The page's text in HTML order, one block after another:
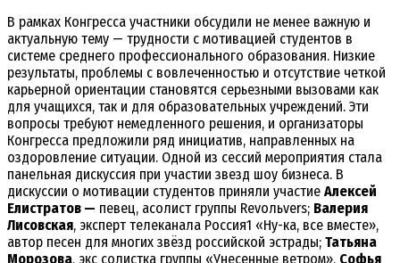
В рамках Конгресса участники обсудили не менее важную и
актуальную тему — трудности с мотивацией студентов в
системе среднего профессионального образования. Низкие
результаты, проблемы с вовлеченностью и отсутствие четкой
карьерной ориентации становятся серьезными вызовами как
для учащихся, так и для образовательных учреждений. Эти
вопросы требуют немедленного решения, и организаторы
Конгресса предложили ряд инициатив, направленных на
оздоровление ситуации. Одной из сессий мероприятия стала
панельная дискуссия при участии звезд шоу бизнеса. В
дискуссии о мотивации студентов приняли участие Алексей
Елистратов — певец, асолист группы Revoльvers; Валерия
Лисовская, эксперт телеканала Россия1 «Ну-ка, все вместе»,
автор песен для многих звёзд российской эстрады; Татьяна
Морозова, экс солистка группы «Унесенные ветром», Софья